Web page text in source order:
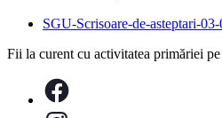
SGU-Scrisoare-de-asteptari-
Fii la curent cu activitatea primăriei